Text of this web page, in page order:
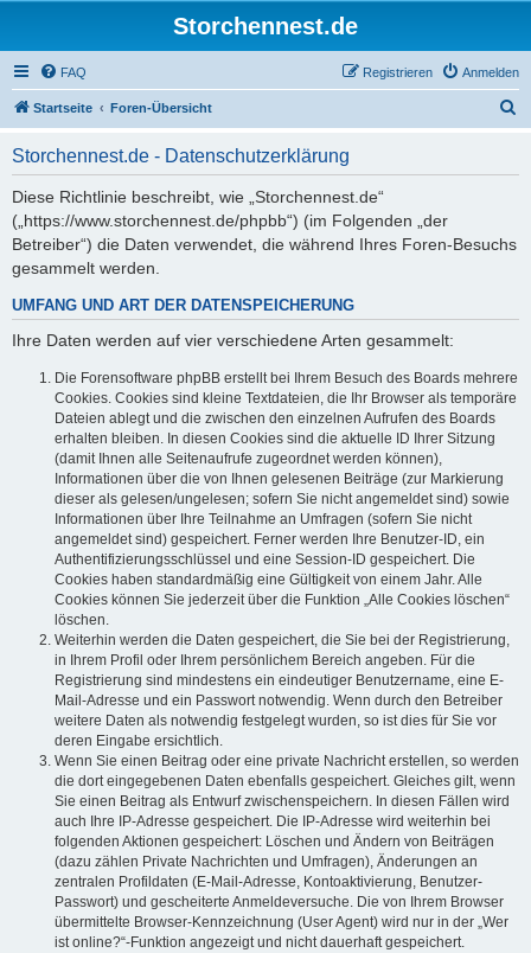
Storchennest.de
FAQ Anmelden
Registrieren
Startseite Foren-Übersicht
Storchennest.de - Datenschutzerklärung
Diese Richtlinie beschreibt, wie „Storchennest.de“
(„https://www.storchennest.de/phpbb“) (im Folgenden „der
Betreiber“) die Daten verwendet, die während Ihres Foren-Besuchs
gesammelt werden.
UMFANG UND ART DER DATENSPEICHERUNG
Ihre Daten werden auf vier verschiedene Arten gesammelt:
Die Forensoftware phpBB erstellt bei Ihrem Besuch des Boards mehrere
Cookies. Cookies sind kleine Textdateien, die Ihr Browser als temporäre
Dateien ablegt und die zwischen den einzelnen Aufrufen des Boards
erhalten bleiben. In diesen Cookies sind die aktuelle ID Ihrer Sitzung
(damit Ihnen alle Seitenaufrufe zugeordnet werden können),
Informationen über die von Ihnen gelesenen Beiträge (zur Markierung
dieser als gelesen/ungelesen; sofern Sie nicht angemeldet sind) sowie
Informationen über Ihre Teilnahme an Umfragen (sofern Sie nicht
angemeldet sind) gespeichert. Ferner werden Ihre Benutzer-ID, ein
Authentifizierungsschlüssel und eine Session-ID gespeichert. Die
Cookies haben standardmäßig eine Gültigkeit von einem Jahr. Alle
Cookies können Sie jederzeit über die Funktion „Alle Cookies löschen“
löschen.
Weiterhin werden die Daten gespeichert, die Sie bei der Registrierung,
in Ihrem Profil oder Ihrem persönlichem Bereich angeben. Für die
Registrierung sind mindestens ein eindeutiger Benutzername, eine E-
Mail-Adresse und ein Passwort notwendig. Wenn durch den Betreiber
weitere Daten als notwendig festgelegt wurden, so ist dies für Sie vor
deren Eingabe ersichtlich.
Wenn Sie einen Beitrag oder eine private Nachricht erstellen, so werden
die dort eingegebenen Daten ebenfalls gespeichert. Gleiches gilt, wenn
Sie einen Beitrag als Entwurf zwischenspeichern. In diesen Fällen wird
auch Ihre IP-Adresse gespeichert. Die IP-Adresse wird weiterhin bei
folgenden Aktionen gespeichert: Löschen und Ändern von Beiträgen
(dazu zählen Private Nachrichten und Umfragen), Änderungen an
zentralen Profildaten (E-Mail-Adresse, Kontoaktivierung, Benutzer-
Passwort) und gescheiterte Anmeldeversuche. Die von Ihrem Browser
übermittelte Browser-Kennzeichnung (User Agent) wird nur in der „Wer
ist online?“-Funktion angezeigt und nicht dauerhaft gespeichert.